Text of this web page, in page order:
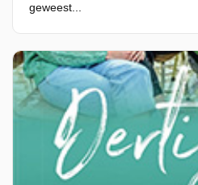
geweest...